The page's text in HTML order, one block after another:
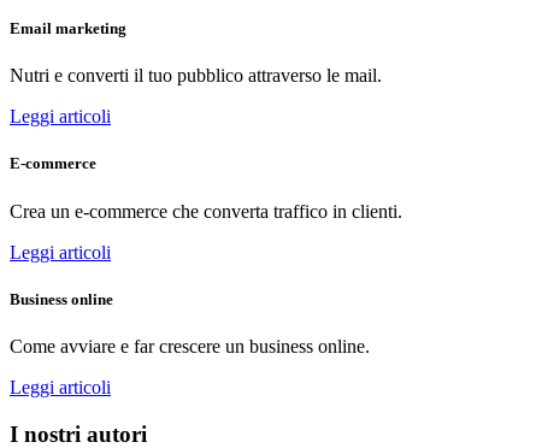
Email marketing
Nutri e converti il tuo pubblico attraverso le mail.
Leggi articoli
E-commerce
Crea un e-commerce che converta traffico in clienti.
Leggi articoli
Business online
Come avviare e far crescere un business online.
Leggi articoli
I nostri autori